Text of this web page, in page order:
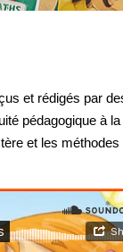
et rédigés par
pédagogique à la
et les méthodes